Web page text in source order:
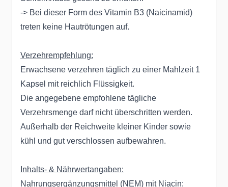
-> Bei dieser Form des Vitamin B3 (Naicinamid)
treten keine Hautrötungen auf.
Verzehrempfehlung:
Erwachsene verzehren täglich zu einer Mahlzeit 1
Kapsel mit reichlich Flüssigkeit.
Die angegebene empfohlene tägliche
Verzehrsmenge darf nicht überschritten werden.
Außerhalb der Reichweite kleiner Kinder sowie
kühl und gut verschlossen aufbewahren.
Inhalts- & Nährwertangaben:
Nahrungsergänzungsmittel (NEM) mit Niacin: